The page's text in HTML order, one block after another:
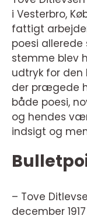
i Vesterbro,
fattigt
poesi
stemme blev
udtryk for den
der prægede
både poesi,
og hendes
indsigt og
– Tove
december 1917